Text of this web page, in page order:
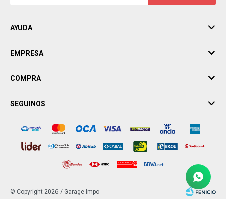
AYUDA
EMPRESA
COMPRA
SEGUINOS
© Copyright 2026 / Garage Impo